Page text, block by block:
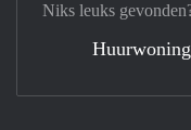
Niks leuks